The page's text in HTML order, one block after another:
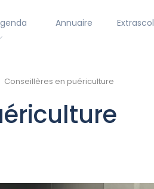
Annuaire
Conseillères en puériculture